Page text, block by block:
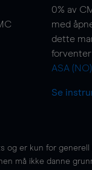
0% av
med
dette
ASA (NO)
Se
og er kun for
må ikke danne